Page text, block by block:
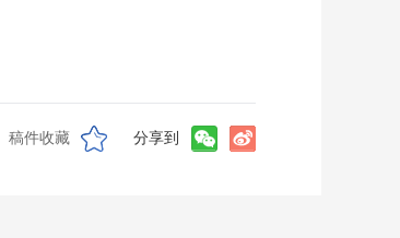
稿件收藏 分享到